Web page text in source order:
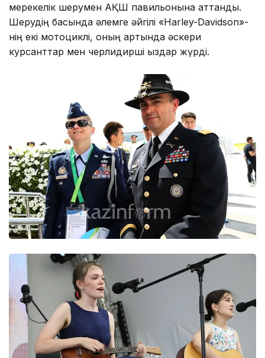
мерекелік шерумен АҚШ павильонына аттанды.
Шерудің басында әлемге әйгілі «Harley-Davidson»-
нің екі мотоциклі, оның артында әскери
курсанттар мен черлидирші қыздар жүрді.